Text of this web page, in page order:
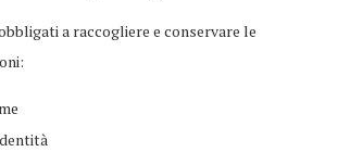
a raccogliere e conservare le